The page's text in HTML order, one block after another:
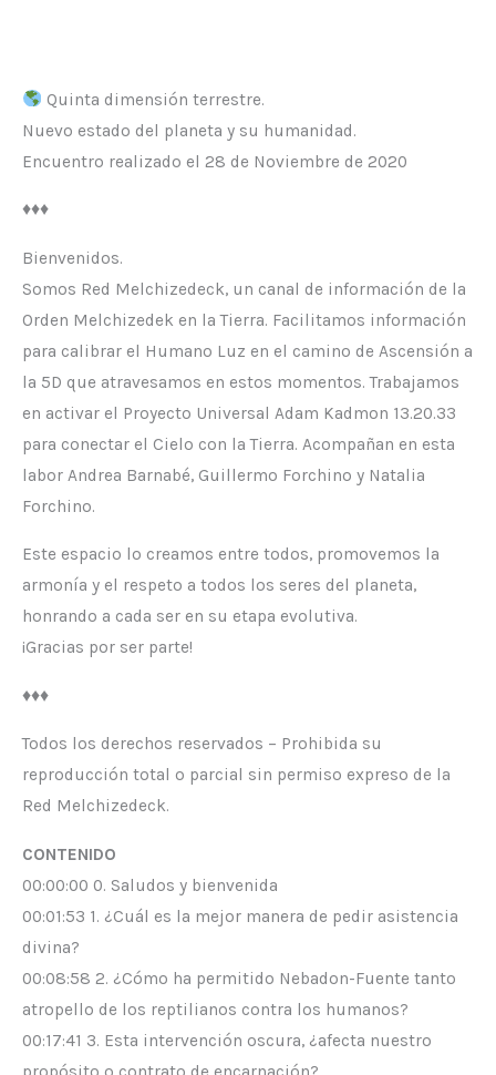
Quinta dimensión terrestre.
Nuevo estado del planeta y su humanidad.
Encuentro realizado el 28 de Noviembre de 2020
♦️♦️♦️
Bienvenidos.
Somos Red Melchizedeck, un canal de información de la
Orden Melchizedek en la Tierra. Facilitamos información
para calibrar el Humano Luz en el camino de Ascensión a
la 5D que atravesamos en estos momentos. Trabajamos
en activar el Proyecto Universal Adam Kadmon 13.20.33
para conectar el Cielo con la Tierra. Acompañan en esta
labor Andrea Barnabé, Guillermo Forchino y Natalia
Forchino.
Este espacio lo creamos entre todos, promovemos la
armonía y el respeto a todos los seres del planeta,
honrando a cada ser en su etapa evolutiva.
¡Gracias por ser parte!
♦️♦️♦️
Todos los derechos reservados – Prohibida su
reproducción total o parcial sin permiso expreso de la
Red Melchizedeck.
CONTENIDO
00:00:00 0. Saludos y bienvenida
00:01:53 1. ¿Cuál es la mejor manera de pedir asistencia
divina?
00:08:58 2. ¿Cómo ha permitido Nebadon-Fuente tanto
atropello de los reptilianos contra los humanos?
00:17:41 3. Esta intervención oscura, ¿afecta nuestro